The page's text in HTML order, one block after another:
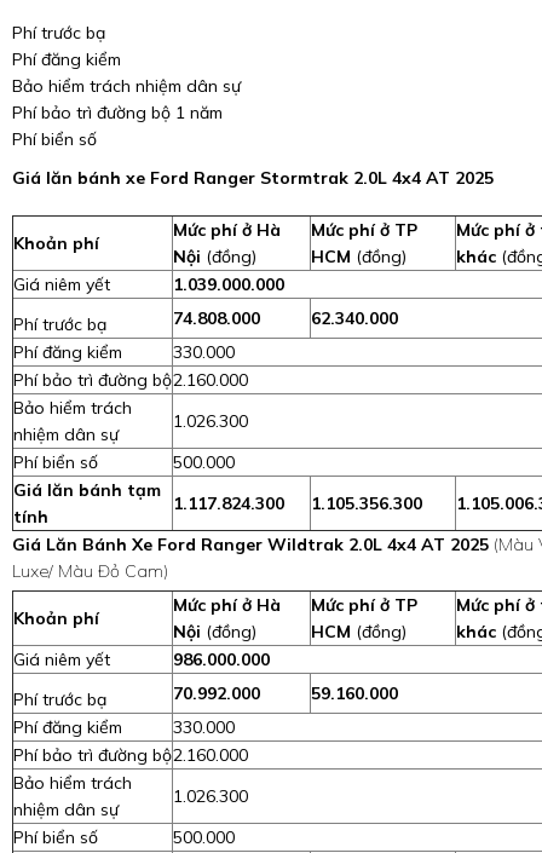
Phí trước bạ
Phí đăng kiểm
Bảo hiểm trách nhiệm dân sự
Phí bảo trì đường bộ 1 năm
Phí biển số
Giá lăn bánh xe Ford Ranger Stormtrak 2.0L 4x4 AT 2025
Khoản phí
Mức phí ở Hà
Nội (đồng)
Mức phí ở TP
HCM (đồng)
Mức phí
khác
Giá niêm yết
1.039.000.000
Phí trước bạ
74.808.000
62.340.000
Phí đăng kiểm
330.000
Phí bảo trì đường bộ2.160.000
Bảo hiểm trách
nhiệm dân sự
1.026.300
Phí biển số
500.000
Giá lăn bánh tạm
tính
1.117.824.300 1.105.356.300
Giá Lăn Bánh Xe Ford Ranger Wildtrak 2.0L 4x4 AT 2025 (Màu
Luxe/ Màu Đỏ Cam)
Khoản phí
Mức phí ở Hà
Nội (đồng)
Mức phí ở TP
HCM (đồng)
Mức phí
khác
Giá niêm yết
986.000.000
Phí trước bạ
70.992.000
59.160.000
Phí đăng kiểm
330.000
Phí bảo trì đường bộ2.160.000
Bảo hiểm trách
nhiệm dân sự
1.026.300
Phí biển số
500.000